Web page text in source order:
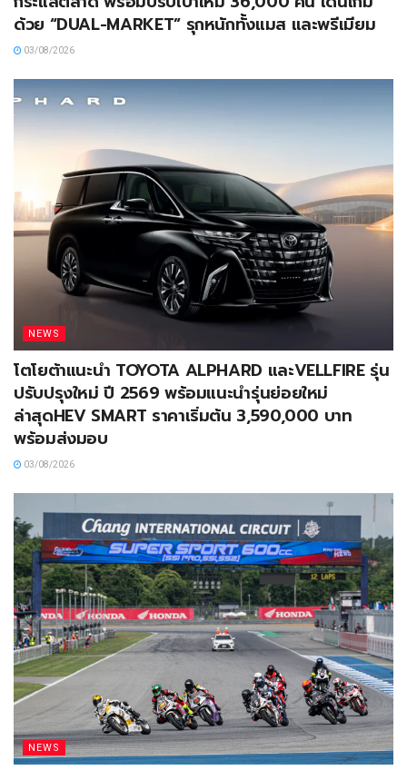
ด้วย “DUAL-MARKET” รุกหนักทั้งแมส และพรีเมียม
03/08/2026
NEWS
โตโยต้าแนะนำ TOYOTA ALPHARD และVELLFIRE รุ่น
ปรับปรุงใหม่ ปี 2569 พร้อมแนะนำรุ่นย่อยใหม่
ล่าสุดHEV SMART ราคาเริ่มต้น 3,590,000 บาท
พร้อมส่งมอบ
03/08/2026
NEWS